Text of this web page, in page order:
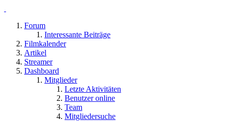
Forum
Interessante Beiträge
Filmkalender
Artikel
Streamer
Dashboard
Mitglieder
Letzte Aktivitäten
Benutzer online
Team
Mitgliedersuche